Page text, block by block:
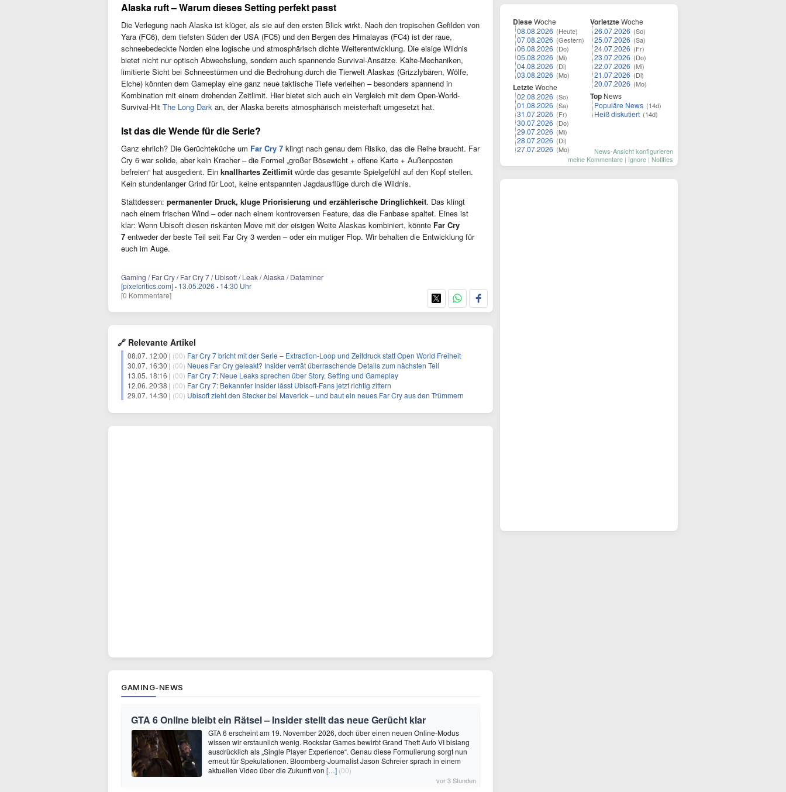
Alaska ruft – Warum dieses Setting perfekt passt
Die Verlegung nach Alaska ist klüger, als sie auf den ersten Blick wirkt. Nach den tropischen Gefilden von
Yara (FC6), dem tiefsten Süden der USA (FC5) und den Bergen des Himalayas (FC4) ist der raue,
schneebedeckte Norden eine logische und atmosphärisch dichte Weiterentwicklung. Die eisige Wildnis
bietet nicht nur optisch Abwechslung, sondern auch spannende Survival-Ansätze. Kälte-Mechaniken,
limitierte Sicht bei Schneestürmen und die Bedrohung durch die Tierwelt Alaskas (Grizzlybären, Wölfe,
Elche) könnten dem Gameplay eine ganz neue taktische Tiefe verleihen – besonders spannend in
Kombination mit einem drohenden Zeitlimit. Hier bietet sich auch ein Vergleich mit dem Open-World-
Survival-Hit The Long Dark an, der Alaska bereits atmosphärisch meisterhaft umgesetzt hat.
Ist das die Wende für die Serie?
Ganz ehrlich? Die Gerüchteküche um Far Cry 7 klingt nach genau dem Risiko, das die Reihe braucht. Far
Cry 6 war solide, aber kein Kracher – die Formel „großer Bösewicht + offene Karte + Außenposten
befreien“ hat ausgedient. Ein knallhartes Zeitlimit würde das gesamte Spielgefühl auf den Kopf stellen.
Kein stundenlanger Grind für Loot, keine entspannten Jagdausflüge durch die Wildnis.
Stattdessen: permanenter Druck, kluge Priorisierung und erzählerische Dringlichkeit. Das klingt
nach einem frischen Wind – oder nach einem kontroversen Feature, das die Fanbase spaltet. Eines ist
klar: Wenn Ubisoft diesen riskanten Move mit der eisigen Weite Alaskas kombiniert, könnte Far Cry
7 entweder der beste Teil seit Far Cry 3 werden – oder ein mutiger Flop. Wir behalten die Entwicklung für
euch im Auge.
Gaming / Far Cry / Far Cry 7 / Ubisoft / Leak / Alaska / Dataminer
[pixelcritics.com] · 13.05.2026 · 14:30 Uhr
[0 Kommentare]
🔗 Relevante Artikel
08.07. 12:00 | (00) Far Cry 7 bricht mit der Serie – Extraction-Loop und Zeitdruck statt Open World Freiheit
30.07. 16:30 | (00) Neues Far Cry geleakt? Insider verrät überraschende Details zum nächsten Teil
13.05. 18:16 | (00) Far Cry 7: Neue Leaks sprechen über Story, Setting und Gameplay
12.06. 20:38 | (00) Far Cry 7: Bekannter Insider lässt Ubisoft-Fans jetzt richtig zittern
29.07. 14:30 | (00) Ubisoft zieht den Stecker bei Maverick – und baut ein neues Far Cry aus den Trümmern
GAMING-NEWS
GTA 6 Online bleibt ein Rätsel – Insider stellt das neue Gerücht klar
GTA 6 erscheint am 19. November 2026, doch über einen neuen Online-Modus
wissen wir erstaunlich wenig. Rockstar Games bewirbt Grand Theft Auto VI bislang
ausdrücklich als „Single Player Experience“. Genau diese Formulierung sorgt nun
erneut für Spekulationen. Bloomberg-Journalist Jason Schreier sprach in einem
aktuellen Video über die Zukunft von […] (00)
vor 3 Stunden
DieseWoche
08.08.2026 (Heute)
07.08.2026 (Gestern)
06.08.2026 (Do)
05.08.2026 (Mi)
04.08.2026 (Di)
03.08.2026 (Mo)
LetzteWoche
02.08.2026 (So)
01.08.2026 (Sa)
31.07.2026 (Fr)
30.07.2026 (Do)
29.07.2026 (Mi)
28.07.2026 (Di)
27.07.2026 (Mo)
VorletzteWoche
26.07.2026 (So)
25.07.2026 (Sa)
24.07.2026 (Fr)
23.07.2026 (Do)
22.07.2026 (Mi)
21.07.2026 (Di)
20.07.2026 (Mo)
Top News
Populäre News (14d)
Heiß diskutiert (14d)
News-Ansicht konfigurieren
meine Kommentare | Ignore | Notifies